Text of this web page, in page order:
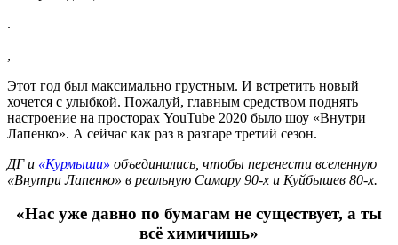
.
,
Этот год был максимально грустным. И встретить новый
хочется с улыбкой. Пожалуй, главным средством поднять
настроение на просторах YouTube 2020 было шоу «Внутри
Лапенко». А сейчас как раз в разгаре третий сезон.
ДГ и «Курмыши» объединились, чтобы перенести вселенную
«Внутри Лапенко» в реальную Самару 90-х и Куйбышев 80-х.
«Нас уже давно по бумагам не существует, а ты
всё химичишь»